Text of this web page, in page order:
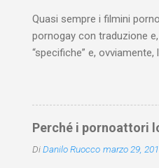
Quasi sempre i filmini
pornogay con traduzione
“specifiche” e,
Perché i pornoattori
DiDanilo Ruocco marzo 29,